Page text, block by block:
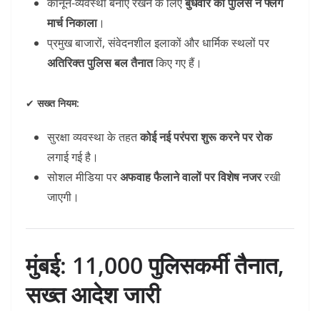
मार्च निकाला।
प्रमुख बाजारों, संवेदनशील इलाकों और धार्मिक स्थलों पर
अतिरिक्त पुलिस बल तैनातकिए गए हैं।
✔सख्त नियम:
सुरक्षा व्यवस्था के तहतकोई नई परंपरा शुरू करने पर रोक
लगाई गई है।
सोशल मीडिया परअफवाह फैलाने वालों पर विशेष नजररखी
जाएगी।
मुंबई: 11,000 पुलिसकर्मी तैनात,
सख्त आदेश जारी